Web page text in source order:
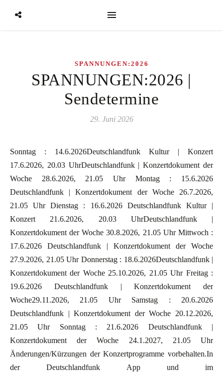
SPANNUNGEN:2026
SPANNUNGEN:2026 |
Sendetermine
29. Juni 2026
Sonntag : 14.6.2026Deutschlandfunk Kultur | Konzert
17.6.2026, 20.03 UhrDeutschlandfunk | Konzertdokument der
Woche 28.6.2026, 21.05 Uhr Montag : 15.6.2026
Deutschlandfunk | Konzertdokument der Woche 26.7.2026,
21.05 Uhr Dienstag : 16.6.2026 Deutschlandfunk Kultur |
Konzert 21.6.2026, 20.03 UhrDeutschlandfunk |
Konzertdokument der Woche 30.8.2026, 21.05 Uhr Mittwoch :
17.6.2026 Deutschlandfunk | Konzertdokument der Woche
27.9.2026, 21.05 Uhr Donnerstag : 18.6.2026Deutschlandfunk |
Konzertdokument der Woche 25.10.2026, 21.05 Uhr Freitag :
19.6.2026 Deutschlandfunk | Konzertdokument der
Woche29.11.2026, 21.05 Uhr Samstag : 20.6.2026
Deutschlandfunk | Konzertdokument der Woche 20.12.2026,
21.05 Uhr Sonntag : 21.6.2026 Deutschlandfunk |
Konzertdokument der Woche 24.1.2027, 21.05 Uhr
Änderungen/Kürzungen der Konzertprogramme vorbehalten.In
der Deutschlandfunk App und im